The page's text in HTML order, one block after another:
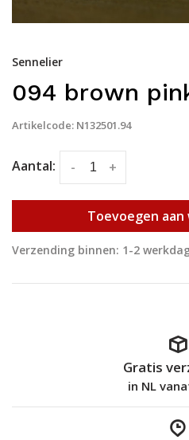
Sennelier
094 brown
Artikelcode: N132501.94
Aantal: +
-
Toevoegen
Verzending binnen: 1-2
Gratis
in NL